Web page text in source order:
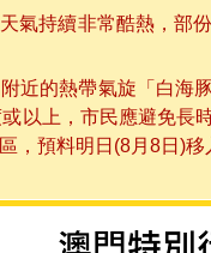
氣持續非常酷熱，部
近的熱帶氣旋「白海
以上，市民應避免長
，預料明日(8月8日)